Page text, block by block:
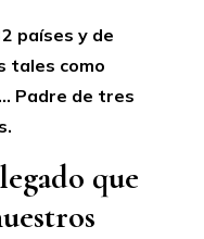
países y de
tales como
Padre de tres
que